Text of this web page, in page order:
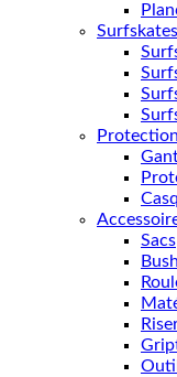
Surfskates
Protection
Sacs